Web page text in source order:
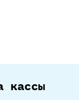
кассы